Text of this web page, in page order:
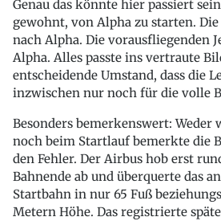
Genau das könnte hier passiert
gewohnt, von Alpha zu starten.
nach Alpha. Die vorausfliegenden
Alpha. Alles passte ins vertraute
entscheidende Umstand, dass die
inzwischen nur noch für die volle
Besonders bemerkenswert: Weder
noch beim Startlauf bemerkte die
den Fehler. Der Airbus hob erst
Bahnende ab und überquerte das
Startbahn in nur 65 Fuß
Metern Höhe. Das registrierte